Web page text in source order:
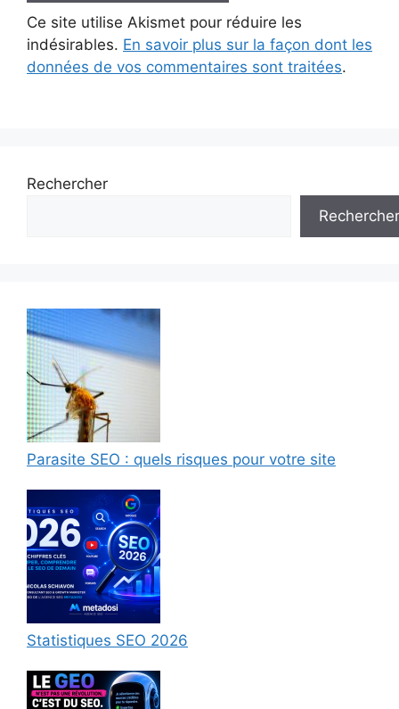
Ce site utilise Akismet pour réduire les
indésirables. En savoir plus sur la façon dont les
données de vos commentaires sont traitées.
Rechercher
Rechercher
Parasite SEO : quels risques pour votre site
Statistiques SEO 2026